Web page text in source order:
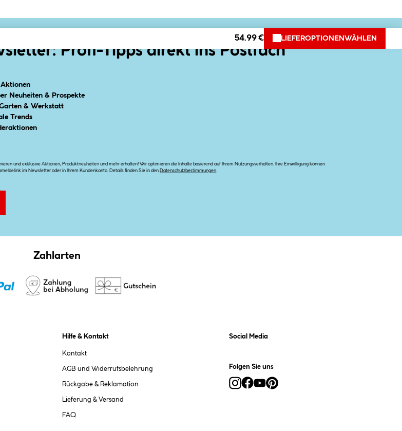
54.99 € LIEFEROPTIONEN WÄHLEN
Profi-Tipps direkt ins Postfach
Aktionen
Neuheiten & Prospekte
& Werkstatt
Trends
und exklusive Aktionen, Produktneuheiten und mehr erhalten! Wir optimieren die Inhalte basierend auf Ihrem Nutzungsverhalten. Ihre Einwilligung können
im Newsletter oder in Ihrem Kundenkonto. Details finden Sie in den Datenschutzbestimmungen.
Zahlarten
Hilfe & Kontakt
Kontakt
AGB und Widerrufsbelehrung
Rückgabe & Reklamation
Lieferung & Versand
FAQ
Social Media
Folgen Sie uns